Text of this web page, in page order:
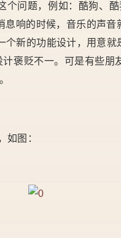
个问题，例如：酷狗、
响的时候，音乐的声
新的功能设计，用意
褒贬不一。可是有些
如图：